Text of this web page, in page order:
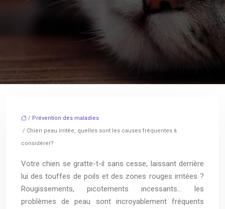
/ Prévention des maladies
/ Chien peau irritée, quelles sont les causes fréquentes à
considérer?
Votre chien se gratte-t-il sans cesse, laissant derrière
lui des touffes de poils et des zones rouges irritées ?
Rougissements, picotements incessants… les
problèmes de peau sont incroyablement fréquents